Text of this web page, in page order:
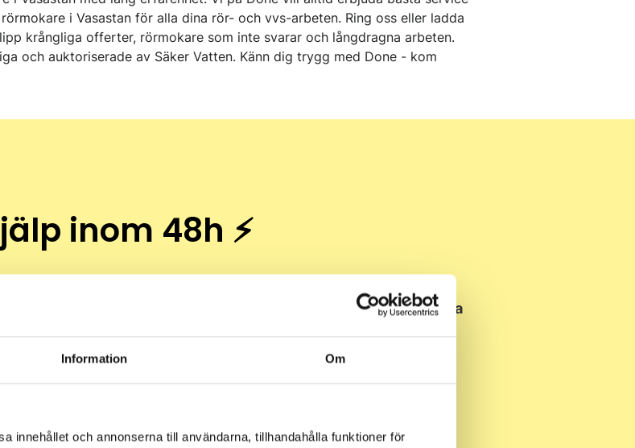
Information Om
innehållet och annonserna till användarna, tillhandahålla funktioner för
i Vasastan för alla dina rör- och vvs-arbeten. Ring oss eller ladda
krångliga offerter, rörmokare som inte svarar och långdragna arbeten.
och auktoriserade av Säker Vatten. Känn dig trygg med Done - kom
inom 48h ⚡
med Done Express. Exempel på expresshjälp:
Installera taklampa
nytt eluttag.
till 3h arbete + resa & administration.
Boka nu